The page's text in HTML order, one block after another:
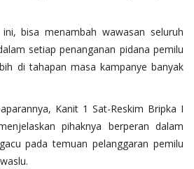
bisa menambah wawasan seluruh
setiap penanganan pidana pemilu
di tahapan masa kampanye banyak
Kanit 1 Sat-Reskim Bripka I
pihaknya berperan dalam
pada temuan pelanggaran pemilu